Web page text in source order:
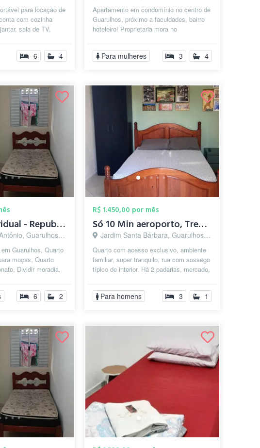
para locação de
com cozinha
sala de TV,
6 4
Apartamento em condomínio no centro de
Guarulhos, próximo a faculdades, bairro
hoteleiro! Proprietaria mora no
moça...
Para mulheres 3 4
Quarto individual - Republica Feminina G...
Guarulhos - SP
Guarulhos, Quarto
moças, Quarto
Dividir moradia,
6 2
R$ 1.450,00 por mês
Só 10 Min aeroporto, Trem/Metrô, Sesc, C...
Jardim Santa Bárbara, Guarulhos - SP
Quarto com acesso exclusivo, ambiente
familiar, super tranquilo, rua com sossego
típico de interior. Há 2 padarias, mercado,
Para homens 3 1